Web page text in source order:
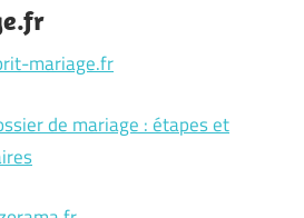
mariage.fr
de mariage : étapes et